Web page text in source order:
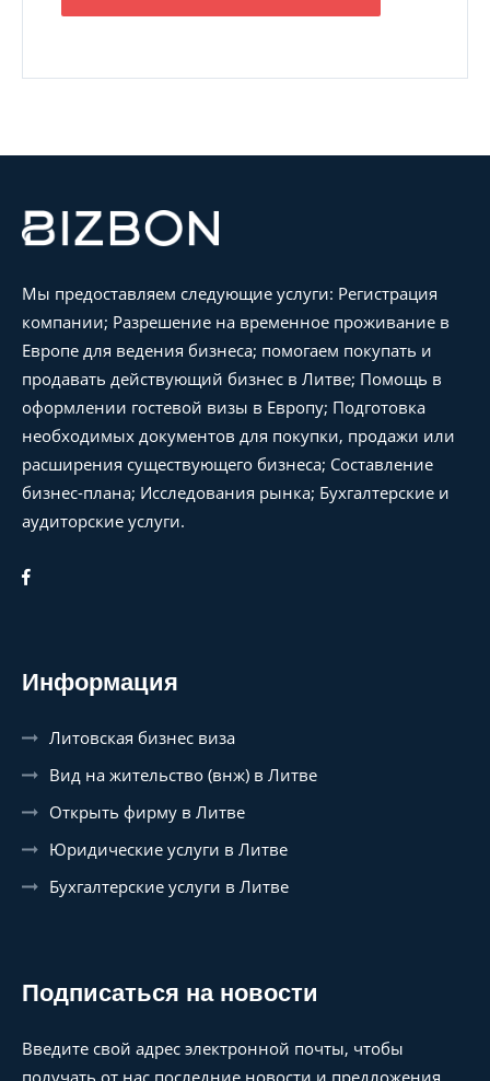
Мы предоставляем следующие услуги: Регистрация
компании; Разрешение на временное проживание в
Европе для ведения бизнеса; помогаем покупать и
продавать действующий бизнес в Литве; Помощь в
оформлении гостевой визы в Европу; Подготовка
необходимых документов для покупки, продажи или
расширения существующего бизнеса; Составление
бизнес-плана; Исследования рынка; Бухгалтерские и
аудиторские услуги.
Информация
Литовская бизнес виза
Вид на жительство (внж) в Литве
Открыть фирму в Литве
Юридические услуги в Литве
Бухгалтерские услуги в Литве
Подписаться на новости
Введите свой адрес электронной почты, чтобы
получать от нас последние новости и предложения.